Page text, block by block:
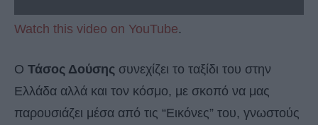
Watch this video on YouTube.
Ο Τάσος Δούσης συνεχίζει το ταξίδι του στην
Ελλάδα αλλά και τον κόσμο, με σκοπό να μας
παρουσιάζει μέσα από τις “Εικόνες” του, γνωστούς